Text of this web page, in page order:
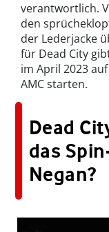
verantwortlich.
den
der Lederjacke
für Dead City
im April 2023
AMC starten.
Dead
das
Negan?